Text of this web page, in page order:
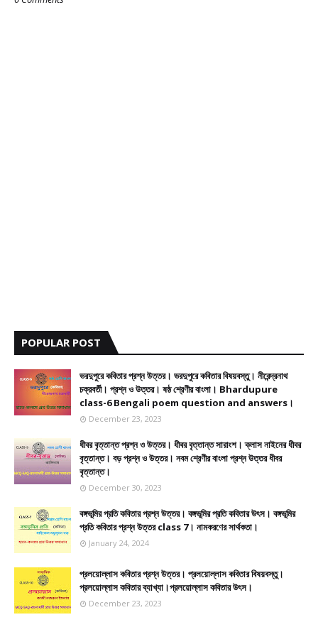
POPULAR POST
ভরদুপুরে কবিতার প্রশ্ন উত্তর। ভরদুপুরে কবিতার বিষয়বস্তু। নীরেন্দ্রনাথ
চক্রবর্তী। প্রশ্ন ও উত্তর। ষষ্ঠ শ্রেণীর বাংলা। Bhardupure
class-6 Bengali poem question and answers।
December 23, 2023
ধীবর বৃত্তান্ত প্রশ্ন ও উত্তর। ধীবর বৃত্তান্ত সারাংশ। ক্লাস নাইনের ধীবর
বৃত্তান্ত। বড় প্রশ্ন ও উত্তর। নবম শ্রেণীর বাংলা প্রশ্ন উত্তর ধীবর
বৃত্তান্ত।
December 30, 2023
বঙ্গভূমির প্রতি কবিতার প্রশ্ন উত্তর। বঙ্গভূমির প্রতি কবিতার উৎস। বঙ্গভূমির
প্রতি কবিতার প্রশ্ন উত্তর class 7। নামকরণের সার্থকতা।
January 24, 2024
প্রলয়োল্লাস কবিতার প্রশ্ন উত্তর। প্রলয়োল্লাস কবিতার বিষয়বস্তু।
প্রলয়োল্লাস কবিতার ব্যাখ্যা।প্রলয়োল্লাস কবিতার উৎস।
December 23, 2023